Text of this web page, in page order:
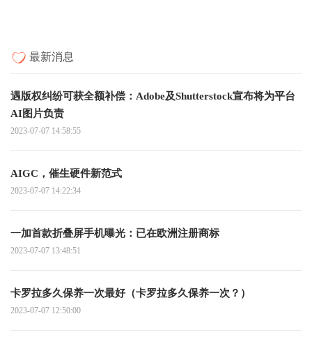
最新消息
遇版权纠纷可获全额补偿：Adobe及Shutterstock宣布将为平台
AI图片负责
2023-07-07 14:58:55
AIGC，催生硬件新范式
2023-07-07 14:22:34
一加首款折叠屏手机曝光：已在欧洲注册商标
2023-07-07 13:48:51
卡罗拉多久保养一次最好（卡罗拉多久保养一次？）
2023-07-07 12:50:00